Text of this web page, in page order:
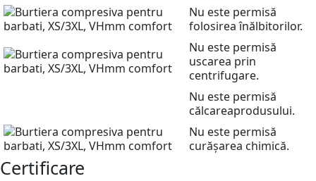
Nu este permisă
folosirea înălbitorilor.
Nu este permisă
uscarea prin
centrifugare.
Nu este permisă
călcareaprodusului.
Nu este permisă
curășarea chimică.
Certificare